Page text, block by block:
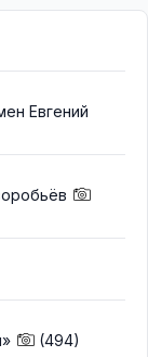
Евгений
(494)